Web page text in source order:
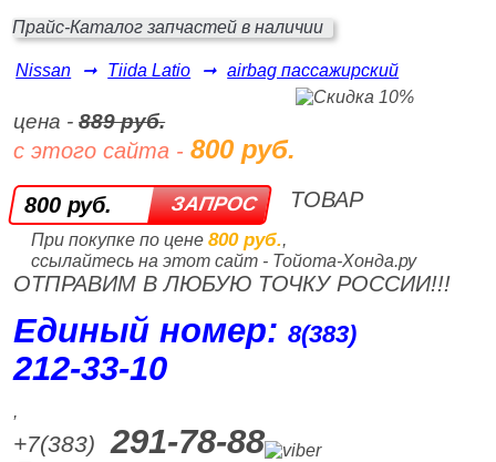
Прайс-Каталог запчастей в наличии
Nissan ➞ Tiida Latio ➞ airbag пассажирский
цена -889 руб.
с этого сайта -800 руб.
800 руб.
При покупке по цене 800 руб.,
ссылайтесь на этот сайт - Тойота-Хонда.ру
ТОВАР
ОТПРАВИМ В ЛЮБУЮ ТОЧКУ РОССИИ!!!
Единый номер:8(383)
212‑33‑10
,
+7(383) 291-78-88